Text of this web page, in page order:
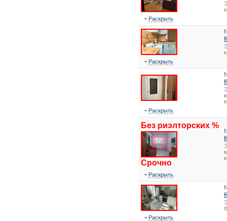
Раскрыть
Раскрыть
Раскрыть
Без риэлторских %
Срочно
Раскрыть
Раскрыть